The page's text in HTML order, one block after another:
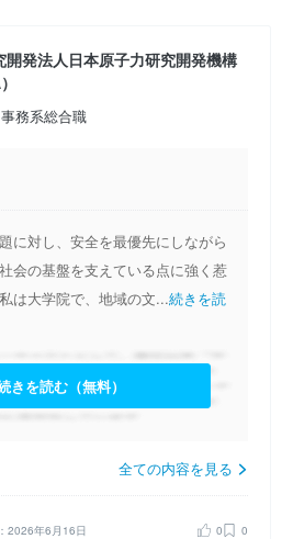
開発法人日本原子力研究開発機構
務系総合職
に対し、安全を最優先にしながら
会の基盤を支えている点に強く惹
は大学院で、地域の文...続きを読
きを読む（無料）
全ての内容を見る
2026年6月16日 0 0